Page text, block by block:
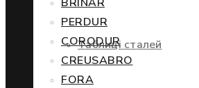
Таблиці сталей
PERDUR
CORODUR
CREUSABRO
FORA